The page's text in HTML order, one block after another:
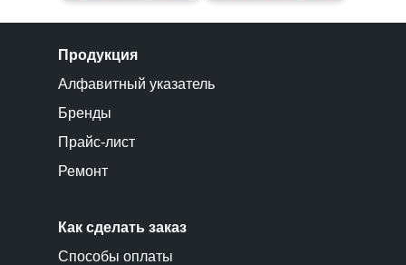
Продукция
Алфавитный указатель
Бренды
Прайс-лист
Ремонт
Как сделать заказ
Способы оплаты